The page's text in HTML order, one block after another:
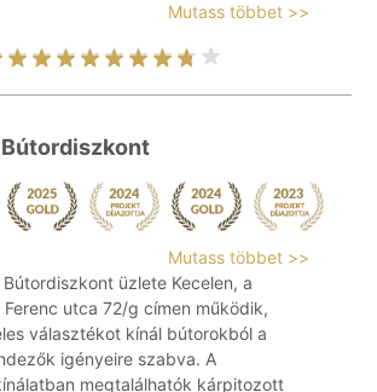
Mutass többet >>
Mutass többet >>
Bútordiszkont üzlete Kecelen, a
Ferenc utca 72/g címen működik,
választékot kínál bútorokból a
igényeire szabva. A
megtalálhatók kárpitozott